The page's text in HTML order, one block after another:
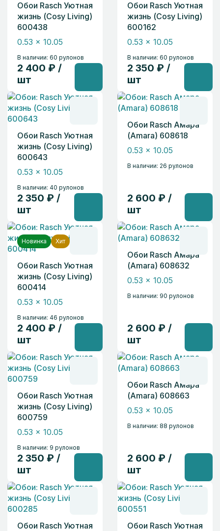
Обои Rasch Уютная
жизнь (Cosy Living)
600438
0.53 x 10.05
В наличии: 60 рулонов
2 400 ₽ /
шт
Обои Rasch Уютная
жизнь (Cosy Living)
600162
0.53 x 10.05
В наличии: 60 рулонов
2 350 ₽ /
шт
Обои Rasch Уютная
жизнь (Cosy Living)
600643
0.53 x 10.05
В наличии: 40 рулонов
2 350 ₽ /
шт
Обои Rasch Амара
(Amara) 608618
0.53 x 10.05
В наличии: 26 рулонов
2 600 ₽ /
шт
Новинка Хит
Обои Rasch Уютная
жизнь (Cosy Living)
600414
0.53 x 10.05
В наличии: 46 рулонов
2 400 ₽ /
шт
Обои Rasch Амара
(Amara) 608632
0.53 x 10.05
В наличии: 90 рулонов
2 600 ₽ /
шт
Обои Rasch Уютная
жизнь (Cosy Living)
600759
0.53 x 10.05
В наличии: 9 рулонов
2 350 ₽ /
шт
Обои Rasch Амара
(Amara) 608663
0.53 x 10.05
В наличии: 88 рулонов
2 600 ₽ /
шт
Обои Rasch Уютная
Обои Rasch Уютная